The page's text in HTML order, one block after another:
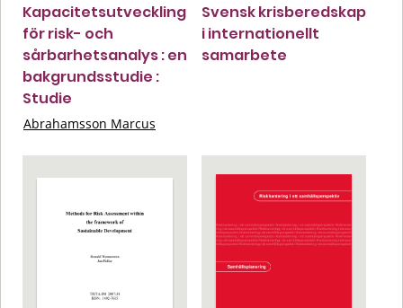
Kapacitetsutveckling
för risk- och
sårbarhetsanalys : en
bakgrundsstudie :
Studie
Abrahamsson Marcus
Svensk krisberedskap
i internationellt
samarbete